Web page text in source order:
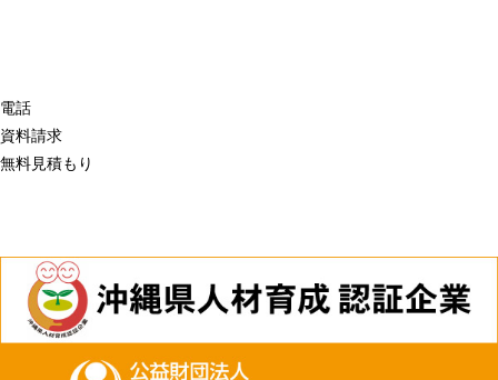
電話
資料請求
無料見積もり